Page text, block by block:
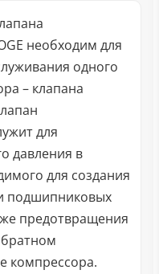
необходим для
одного
– клапана
для
давления в
для создания
подшипниковых
предотвращения
компрессора.